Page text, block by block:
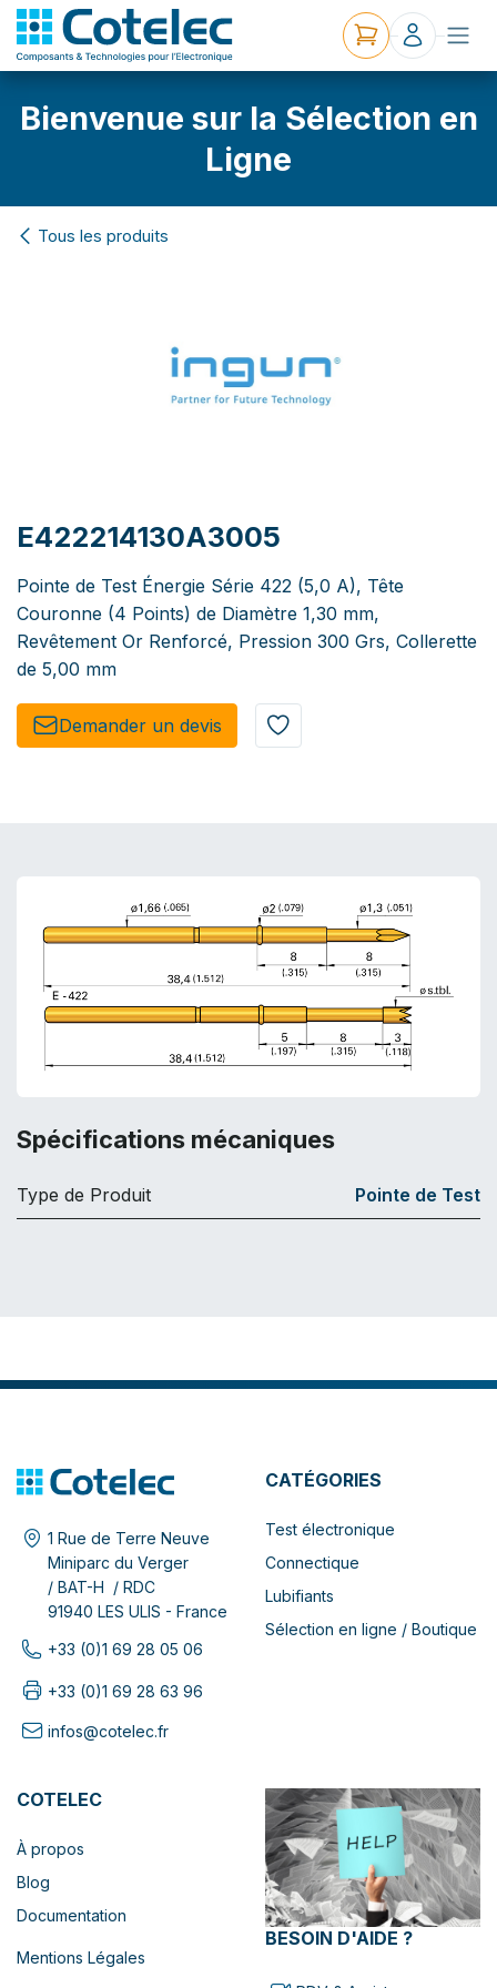
Bienvenue sur la Sélection en
Ligne
Tous les produits
E422214130A3005
Pointe de Test Énergie Série 422 (5,0 A), Tête
Couronne (4 Points) de Diamètre 1,30 mm,
Revêtement Or Renforcé, Pression 300 Grs, Collerette
de 5,00 mm
Demander un de​​vis​​
Spécifications mécaniques
Type de Produit Pointe de Test
1 Rue de Terre Neuve
Miniparc du Verger
/ BAT-H / RDC
91940 LES ULIS - France
+33 (0)1 69 28 05 06
+33 (0)1 69 28 63 96
infos@cotelec.fr
CATÉGORIES
Test électronique
Connectique
Lubifiants
Sélection en ligne / Boutique
COTELEC
À propos
Blog
Documentation
Mentions Légales
BESOIN D'AIDE ?